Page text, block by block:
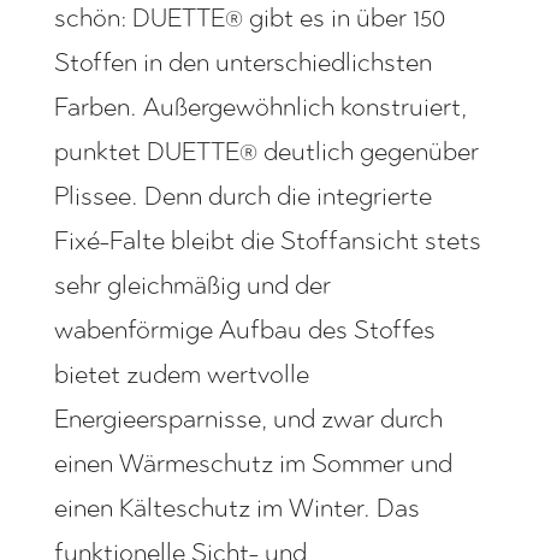
schön: DUETTE® gibt es in über 150
Stoffen in den unterschiedlichsten
Farben. Außergewöhnlich konstruiert,
punktet DUETTE® deutlich gegenüber
Plissee. Denn durch die integrierte
Fixé-Falte bleibt die Stoffansicht stets
sehr gleichmäßig und der
wabenförmige Aufbau des Stoffes
bietet zudem wertvolle
Energieersparnisse, und zwar durch
einen Wärmeschutz im Sommer und
einen Kälteschutz im Winter. Das
funktionelle Sicht- und